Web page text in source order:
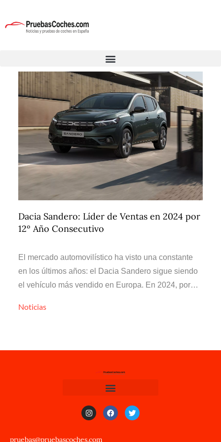
Dacia Sandero: Líder de Ventas en 2024 por
12º Año Consecutivo
El mercado automovilístico ha visto una constante
en los últimos años: el Dacia Sandero sigue siendo
el vehículo más vendido en Europa. En 2024, por…
Noticias
pruebas@pruebascoches.com